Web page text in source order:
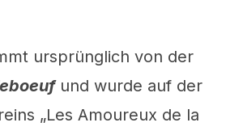
ursprünglich von der
und wurde auf der
„Les Amoureux de la